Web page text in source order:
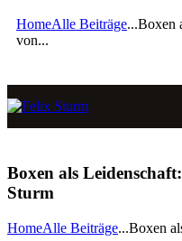
HomeAlle Beiträge...Boxen
von...
Boxen als
Sturm
HomeAlle Beiträge...Boxen